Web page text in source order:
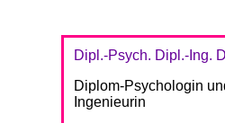
Dipl.-Psych. Dipl.-Ing.
Diplom-Psychologin
Ingenieurin